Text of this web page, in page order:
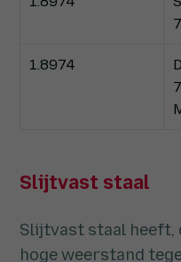
1.8974
Slijtvast staal
Slijtvast staal heeft,
hoge weerstand